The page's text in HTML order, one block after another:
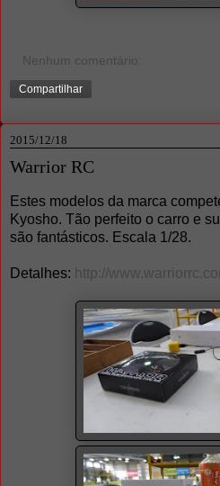
Nenhum comentário:
Compartilhar
2015/12/18
Warrior RC
Estes modelos da marca
Kyosho. Tão perfeito o carro e
são fantásticos. Escala 1/28.
Detalhes: http://